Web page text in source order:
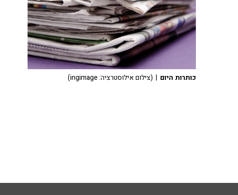
כותרות היום | (צילום אילוסטרציה: ingimage)